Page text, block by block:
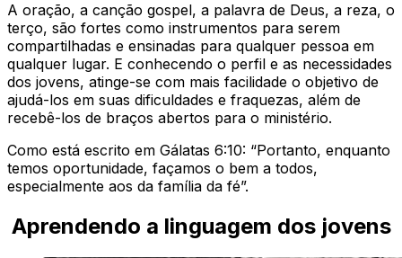
A oração, a canção gospel, a palavra de Deus, a reza, o
terço, são fortes como instrumentos para serem
compartilhadas e ensinadas para qualquer pessoa em
qualquer lugar. E conhecendo o perfil e as necessidades
dos jovens, atinge-se com mais facilidade o objetivo de
ajudá-los em suas dificuldades e fraquezas, além de
recebê-los de braços abertos para o ministério.
Como está escrito em Gálatas 6:10: “Portanto, enquanto
temos oportunidade, façamos o bem a todos,
especialmente aos da família da fé”.
Aprendendo a linguagem dos jovens